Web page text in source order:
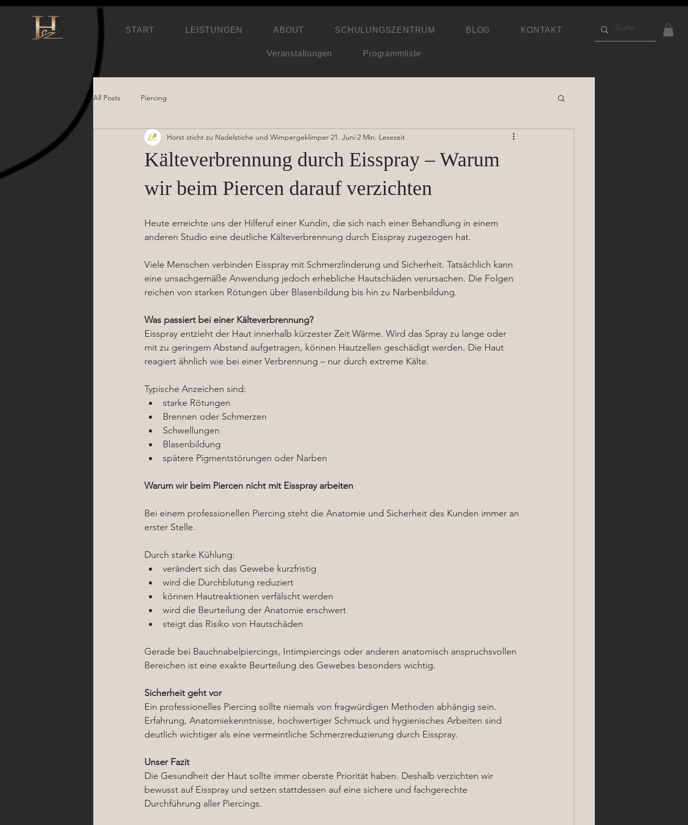
START LEISTUNGEN ABOUT SCHULUNGSZENTRUM BLOG KONTAKT
Veranstaltungen Programmliste
All Posts Piercing
Kälteverbrennung durch Eisspray – Warum
wir beim Piercen darauf verzichten
Horst sticht zu Nadelstiche und Wimpergeklimper 21. Juni 2 Min. Lesezeit
Heute erreichte uns der Hilferuf einer Kundin, die sich nach einer Behandlung in einem
anderen Studio eine deutliche Kälteverbrennung durch Eisspray zugezogen hat.
Viele Menschen verbinden Eisspray mit Schmerzlinderung und Sicherheit. Tatsächlich kann
eine unsachgemäße Anwendung jedoch erhebliche Hautschäden verursachen. Die Folgen
reichen von starken Rötungen über Blasenbildung bis hin zu Narbenbildung.
Was passiert bei einer Kälteverbrennung?
Eisspray entzieht der Haut innerhalb kürzester Zeit Wärme. Wird das Spray zu lange oder
mit zu geringem Abstand aufgetragen, können Hautzellen geschädigt werden. Die Haut
reagiert ähnlich wie bei einer Verbrennung – nur durch extreme Kälte.
Typische Anzeichen sind:
starke Rötungen
Brennen oder Schmerzen
Schwellungen
Blasenbildung
spätere Pigmentstörungen oder Narben
Warum wir beim Piercen nicht mit Eisspray arbeiten
Bei einem professionellen Piercing steht die Anatomie und Sicherheit des Kunden immer an
erster Stelle.
Durch starke Kühlung:
verändert sich das Gewebe kurzfristig
wird die Durchblutung reduziert
können Hautreaktionen verfälscht werden
wird die Beurteilung der Anatomie erschwert
steigt das Risiko von Hautschäden
Gerade bei Bauchnabelpiercings, Intimpiercings oder anderen anatomisch anspruchsvollen
Bereichen ist eine exakte Beurteilung des Gewebes besonders wichtig.
Sicherheit geht vor
Ein professionelles Piercing sollte niemals von fragwürdigen Methoden abhängig sein.
Erfahrung, Anatomiekenntnisse, hochwertiger Schmuck und hygienisches Arbeiten sind
deutlich wichtiger als eine vermeintliche Schmerzreduzierung durch Eisspray.
Unser Fazit
Die Gesundheit der Haut sollte immer oberste Priorität haben. Deshalb verzichten wir
bewusst auf Eisspray und setzen stattdessen auf eine sichere und fachgerechte
Durchführung aller Piercings.